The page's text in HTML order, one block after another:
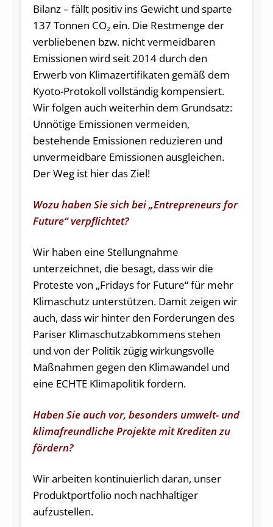
Bilanz – fällt positiv ins Gewicht und sparte
137 Tonnen CO2 ein. Die Restmenge der
verbliebenen bzw. nicht vermeidbaren
Emissionen wird seit 2014 durch den
Erwerb von Klimazertifikaten gemäß dem
Kyoto-Protokoll vollständig kompensiert.
Wir folgen auch weiterhin dem Grundsatz:
Unnötige Emissionen vermeiden,
bestehende Emissionen reduzieren und
unvermeidbare Emissionen ausgleichen.
Der Weg ist hier das Ziel!
Wozu haben Sie sich bei „Entrepreneurs for
Future“ verpflichtet?
Wir haben eine Stellungnahme
unterzeichnet, die besagt, dass wir die
Proteste von „Fridays for Future“ für mehr
Klimaschutz unterstützen. Damit zeigen wir
auch, dass wir hinter den Forderungen des
Pariser Klimaschutzabkommens stehen
und von der Politik zügig wirkungsvolle
Maßnahmen gegen den Klimawandel und
eine ECHTE Klimapolitik fordern.
Haben Sie auch vor, besonders umwelt- und
klimafreundliche Projekte mit Krediten zu
fördern?
Wir arbeiten kontinuierlich daran, unser
Produktportfolio noch nachhaltiger
aufzustellen.